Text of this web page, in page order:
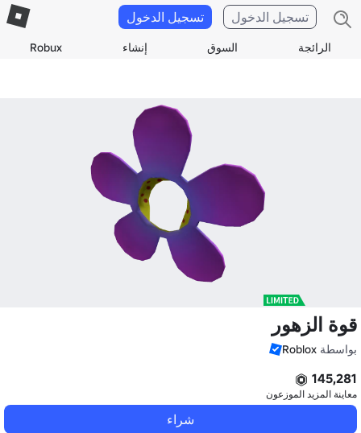
الرائجة السوق إنشاء Robux
تسجيل الدخول تسجيل الدخول
قوة الزهور
بواسطة Roblox
145,281
معاينة المزيد الموزعون
شراء